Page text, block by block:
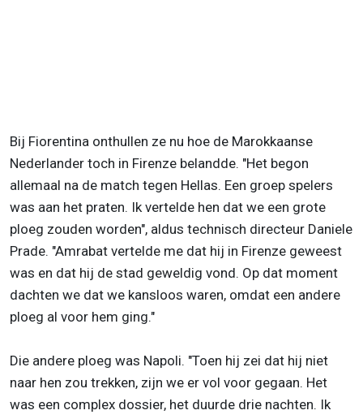
Bij Fiorentina onthullen ze nu hoe de Marokkaanse
Nederlander toch in Firenze belandde. "Het begon
allemaal na de match tegen Hellas. Een groep spelers
was aan het praten. Ik vertelde hen dat we een grote
ploeg zouden worden", aldus technisch directeur Daniele
Prade. "Amrabat vertelde me dat hij in Firenze geweest
was en dat hij de stad geweldig vond. Op dat moment
dachten we dat we kansloos waren, omdat een andere
ploeg al voor hem ging."
Die andere ploeg was Napoli. "Toen hij zei dat hij niet
naar hen zou trekken, zijn we er vol voor gegaan. Het
was een complex dossier, het duurde drie nachten. Ik